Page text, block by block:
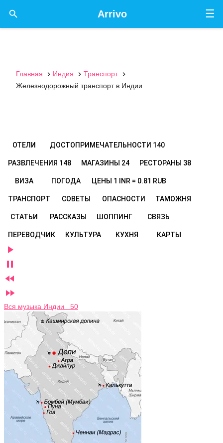
☰
Arrivo

Главная  Индия  Транспорт

Железнодорожный транспорт в Индии
ОТЕЛИ ДОСТОПРИМЕЧАТЕЛЬНОСТИ 140
РАЗВЛЕЧЕНИЯ 148 МАГАЗИНЫ 24 РЕСТОРАНЫ 38
ВИЗА ПОГОДА ЦЕНЫ 1 INR = 0.81 RUB
ТРАНСПОРТ СОВЕТЫ ОПАСНОСТИ ТАМОЖНЯ
СТАТЬИ РАССКАЗЫ ШОППИНГ СВЯЗЬ
ПЕРЕВОДЧИК КУЛЬТУРА КУХНЯ КАРТЫ




Вся музыка Индии 50